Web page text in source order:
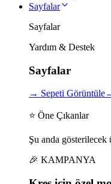
Sayfalar
Sayfalar
Yardım & Destek
Sayfalar
→ Sepeti Görüntüle
⭐ Öne Çıkanlar
Şu anda gösterilecek
🎉 KAMPANYA